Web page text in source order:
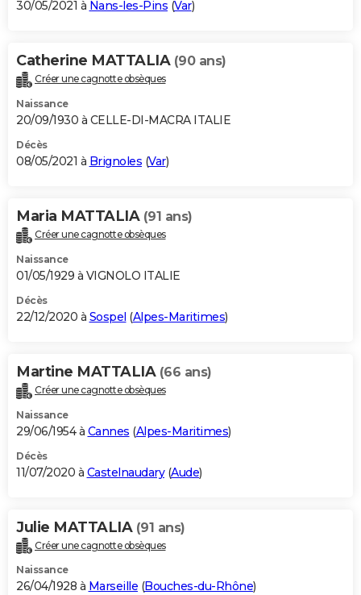
30/05/2021 à Nans-les-Pins (Var)
Catherine MATTALIA (90 ans)
Créer une cagnotte obsèques
Naissance
20/09/1930 à CELLE-DI-MACRA ITALIE
Décès
08/05/2021 à Brignoles (Var)
Maria MATTALIA (91 ans)
Créer une cagnotte obsèques
Naissance
01/05/1929 à VIGNOLO ITALIE
Décès
22/12/2020 à Sospel (Alpes-Maritimes)
Martine MATTALIA (66 ans)
Créer une cagnotte obsèques
Naissance
29/06/1954 à Cannes (Alpes-Maritimes)
Décès
11/07/2020 à Castelnaudary(Aude)
Julie MATTALIA (91 ans)
Créer une cagnotte obsèques
Naissance
26/04/1928 à Marseille (Bouches-du-Rhône)